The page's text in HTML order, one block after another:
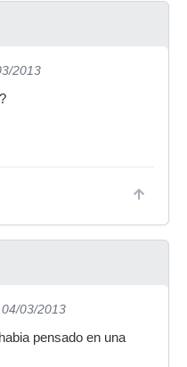
2013
03/2013
pensado en una